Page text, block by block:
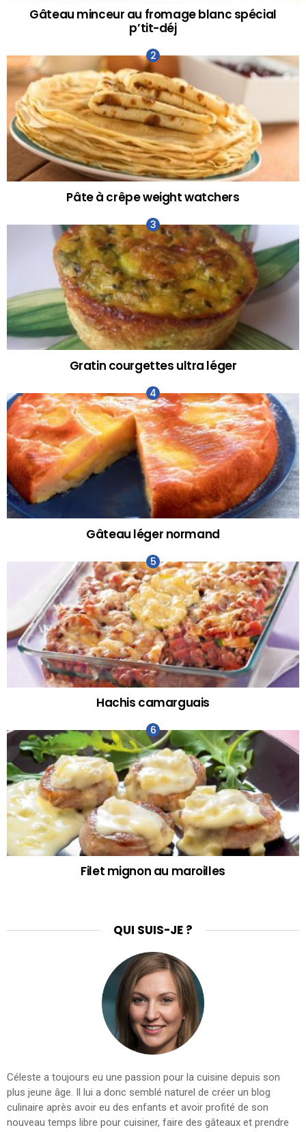
Gâteau minceur au fromage blanc spécial
p’tit-déj
Pâte à crêpe weight watchers
Gratin courgettes ultra léger
Gâteau léger normand
Hachis camarguais
Filet mignon au maroilles
QUI SUIS-JE ?
Céleste a toujours eu une passion pour la cuisine depuis son
plus jeune âge. Il lui a donc semblé naturel de créer un blog
culinaire après avoir eu des enfants et avoir profité de son
nouveau temps libre pour cuisiner, faire des gâteaux et prendre